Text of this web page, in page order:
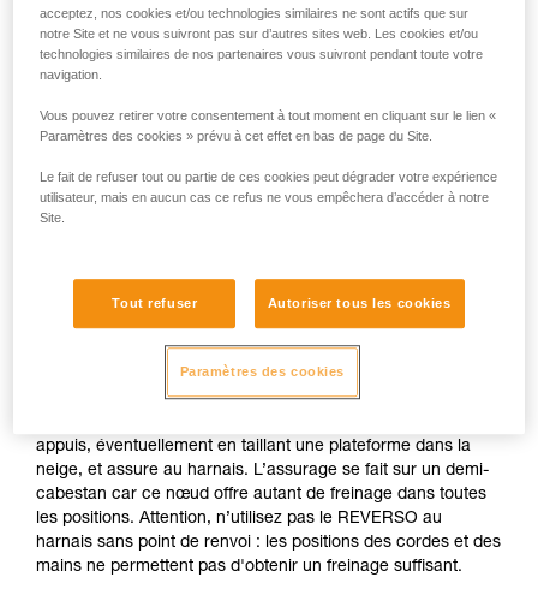
Assurage sur ancrage réalisé dans la
réalisez un corps-mort sur votre piolet. Une fois longé vous
pouvez lancer la corde avec un mousqueton pour que le
L'assureur est longé sur l'ancrage et reste bien en tension
pour limiter la possibilité de chocs (pensez à la CONNECT
appuis, éventuellement en taillant une plateforme dans la
neige, et assure au harnais. L’assurage se fait sur un demi-
cabestan car ce nœud offre autant de freinage dans toutes
les positions. Attention, n’utilisez pas le REVERSO au
harnais sans point de renvoi : les positions des cordes et des
mains ne permettent pas d'obtenir un freinage suffisant.
acceptez, nos cookies et/ou technologies similaires ne sont actifs que sur
notre Site et ne vous suivront pas sur d’autres sites web. Les cookies et/ou
technologies similaires de nos partenaires vous suivront pendant toute votre
navigation.
Vous pouvez retirer votre consentement à tout moment en cliquant sur le lien «
Paramètres des cookies » prévu à cet effet en bas de page du Site.
Le fait de refuser tout ou partie de ces cookies peut dégrader votre expérience
utilisateur, mais en aucun cas ce refus ne vous empêchera d’accéder à notre
Site.
Tout refuser Autoriser tous les cookies
Paramètres des cookies